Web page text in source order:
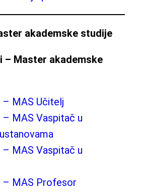
akademske studije
– Master akademske
– MAS Učitelj
– MAS Vaspitač u
– MAS Vaspitač u
– MAS Profesor